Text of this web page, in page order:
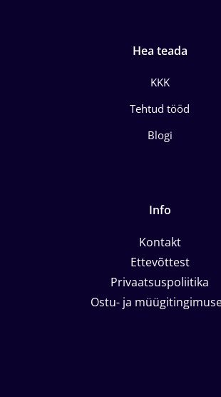
Hea teada
KKK
Tehtud tööd
Blogi
Info
Kontakt
Ettevõttest
Privaatsuspoliitika
Ostu- ja